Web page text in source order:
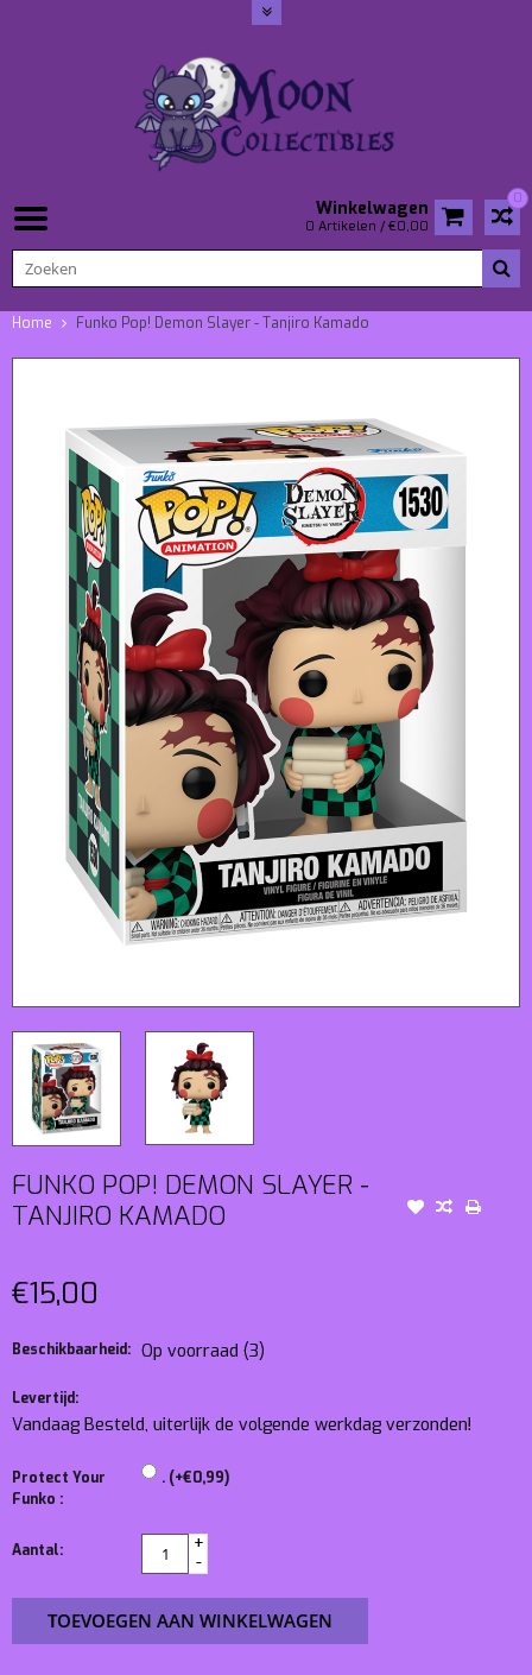
0
Winkelwagen
0 Artikelen / €0,00
Home Funko Pop! Demon Slayer - Tanjiro Kamado
FUNKO POP! DEMON SLAYER -
TANJIRO KAMADO
€15,00
Beschikbaarheid: Op voorraad (3)
Levertijd:
Vandaag Besteld, uiterlijk de volgende werkdag verzonden!
Protect Your
Funko :
. (+€0,99)
Aantal:
+
-
TOEVOEGEN AAN WINKELWAGEN